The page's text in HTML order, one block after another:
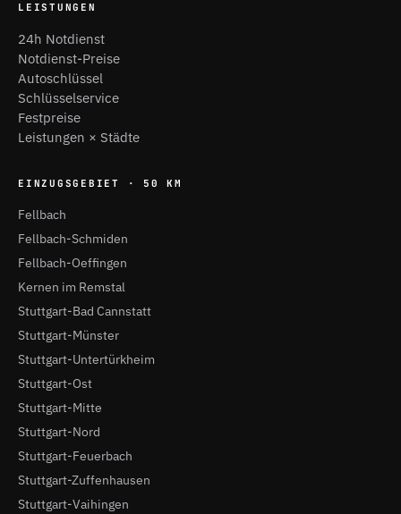
LEISTUNGEN
24h Notdienst
Notdienst-Preise
Autoschlüssel
Schlüsselservice
Festpreise
Leistungen × Städte
EINZUGSGEBIET · 50 KM
Fellbach
Fellbach-Schmiden
Fellbach-Oeffingen
Kernen im Remstal
Stuttgart-Bad Cannstatt
Stuttgart-Münster
Stuttgart-Untertürkheim
Stuttgart-Ost
Stuttgart-Mitte
Stuttgart-Nord
Stuttgart-Feuerbach
Stuttgart-Zuffenhausen
Stuttgart-Vaihingen